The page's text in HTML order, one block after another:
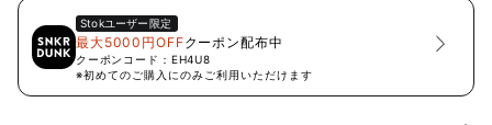
Stokユーザー限定
最大5000円OFFクーポン配布中
クーポンコード： EH4U8
※初めてのご購入にのみご利用いただけます